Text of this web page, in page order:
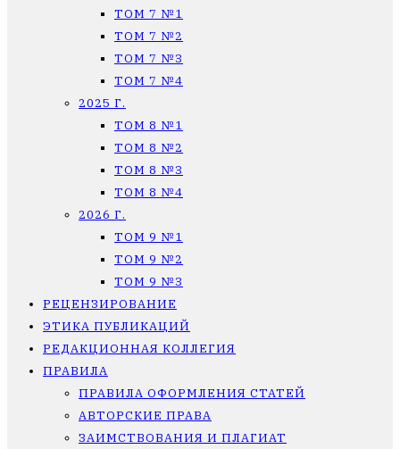
ТОМ 7 №1
ТОМ 7 №2
ТОМ 7 №3
ТОМ 7 №4
2025 Г.
ТОМ 8 №1
ТОМ 8 №2
ТОМ 8 №3
ТОМ 8 №4
2026 Г.
ТОМ 9 №1
ТОМ 9 №2
ТОМ 9 №3
РЕЦЕНЗИРОВАНИЕ
ЭТИКА ПУБЛИКАЦИЙ
РЕДАКЦИОННАЯ КОЛЛЕГИЯ
ПРАВИЛА
ПРАВИЛА ОФОРМЛЕНИЯ СТАТЕЙ
АВТОРСКИЕ ПРАВА
ЗАИМСТВОВАНИЯ И ПЛАГИАТ